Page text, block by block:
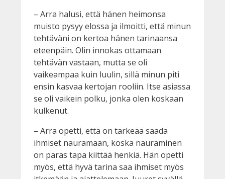
– Arra halusi, että hänen heimonsa
muisto pysyy elossa ja ilmoitti, että minun
tehtäväni on kertoa hänen tarinaansa
eteenpäin. Olin innokas ottamaan
tehtävän vastaan, mutta se oli
vaikeampaa kuin luulin, sillä minun piti
ensin kasvaa kertojan rooliin. Itse asiassa
se oli vaikein polku, jonka olen koskaan
kulkenut.
– Arra opetti, että on tärkeää saada
ihmiset nauramaan, koska nauraminen
on paras tapa kiittää henkiä. Hän opetti
myös, että hyvä tarina saa ihmiset myös